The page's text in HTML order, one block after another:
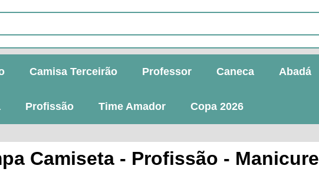
Camisa Terceirão Professor Caneca Abadá
Profissão Time Amador Copa 2026
Camiseta - Profissão - Manicure